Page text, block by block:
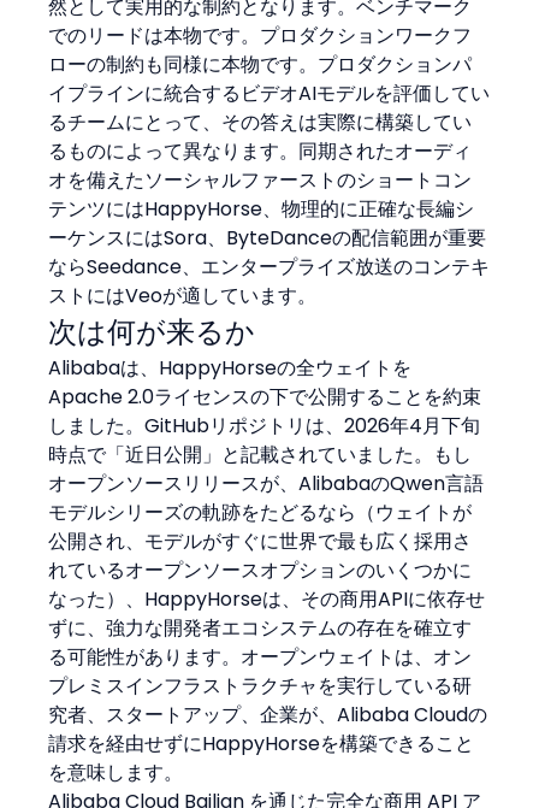
然として実用的な制約となります。ベンチマーク
でのリードは本物です。プロダクションワークフ
ローの制約も同様に本物です。プロダクションパ
イプラインに統合するビデオAIモデルを評価してい
るチームにとって、その答えは実際に構築してい
るものによって異なります。同期されたオーディ
オを備えたソーシャルファーストのショートコン
テンツにはHappyHorse、物理的に正確な長編シ
ーケンスにはSora、ByteDanceの配信範囲が重要
ならSeedance、エンタープライズ放送のコンテキ
ストにはVeoが適しています。
次は何が来るか
Alibabaは、HappyHorseの全ウェイトを
Apache 2.0ライセンスの下で公開することを約束
しました。GitHubリポジトリは、2026年4月下旬
時点で「近日公開」と記載されていました。もし
オープンソースリリースが、AlibabaのQwen言語
モデルシリーズの軌跡をたどるなら（ウェイトが
公開され、モデルがすぐに世界で最も広く採用さ
れているオープンソースオプションのいくつかに
なった）、HappyHorseは、その商用APIに依存せ
ずに、強力な開発者エコシステムの存在を確立す
る可能性があります。オープンウェイトは、オン
プレミスインフラストラクチャを実行している研
究者、スタートアップ、企業が、Alibaba Cloudの
請求を経由せずにHappyHorseを構築できること
を意味します。
Alibaba Cloud Bailian を通じた完全な商用 API ア